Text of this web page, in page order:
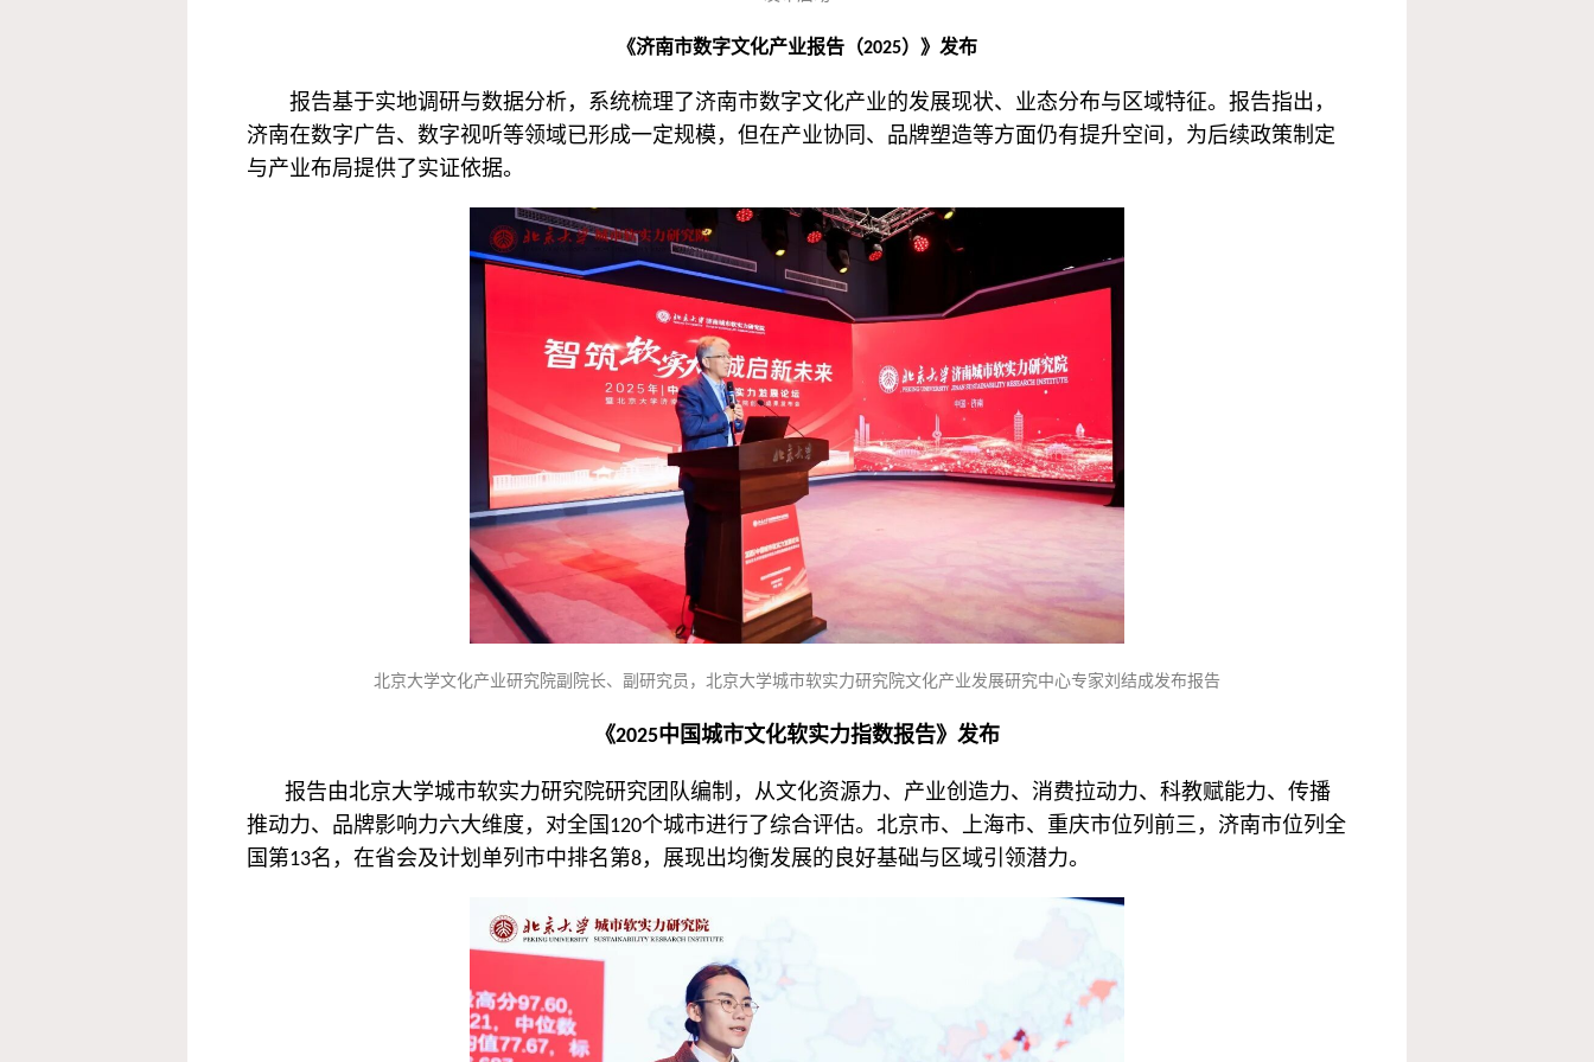
《济南市数字文化产业报告（2025）》发布
报告基于实地调研与数据分析，系统梳理了济南市数字文化产业的发展现状、业态分布与区域特征。报告指出，
济南在数字广告、数字视听等领域已形成一定规模，但在产业协同、品牌塑造等方面仍有提升空间，为后续政策制定
与产业布局提供了实证依据。
北京大学文化产业研究院副院长、副研究员，北京大学城市软实力研究院文化产业发展研究中心专家刘结成发布报告
《2025中国城市文化软实力指数报告》发布
报告由北京大学城市软实力研究院研究团队编制，从文化资源力、产业创造力、消费拉动力、科教赋能力、传播
推动力、品牌影响力六大维度，对全国120个城市进行了综合评估。北京市、上海市、重庆市位列前三，济南市位列全
国第13名，在省会及计划单列市中排名第8，展现出均衡发展的良好基础与区域引领潜力。